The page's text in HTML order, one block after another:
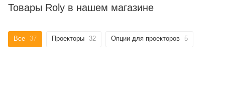
Товары Roly в нашем магазине
Все 37 Проекторы 32 Опции для проекторов 5